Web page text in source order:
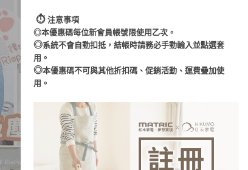
⏱︎ 注意事項
◎本優惠碼每位新會員帳號限使用乙次。
◎系統不會自動扣抵，結帳時請務必手動輸入並點選套
用。
◎本優惠碼不可與其他折扣碼、促銷活動、運費疊加使
用。